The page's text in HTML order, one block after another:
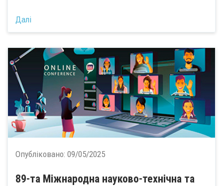
Далі
Опубліковано: 09/05/2025
89-та Міжнародна науково-технічна та